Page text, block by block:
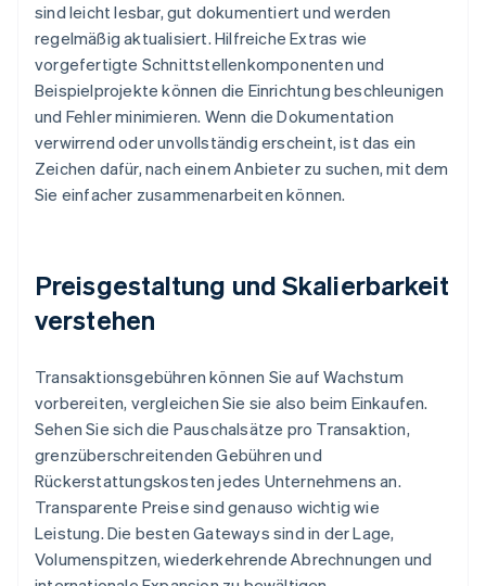
sind leicht lesbar, gut dokumentiert und werden
regelmäßig aktualisiert. Hilfreiche Extras wie
vorgefertigte Schnittstellenkomponenten und
Beispielprojekte können die Einrichtung beschleunigen
und Fehler minimieren. Wenn die Dokumentation
verwirrend oder unvollständig erscheint, ist das ein
Zeichen dafür, nach einem Anbieter zu suchen, mit dem
Sie einfacher zusammenarbeiten können.
Preisgestaltung und Skalierbarkeit
verstehen
Transaktionsgebühren können Sie auf Wachstum
vorbereiten, vergleichen Sie sie also beim Einkaufen.
Sehen Sie sich die Pauschalsätze pro Transaktion,
grenzüberschreitenden Gebühren und
Rückerstattungskosten jedes Unternehmens an.
Transparente Preise sind genauso wichtig wie
Leistung. Die besten Gateways sind in der Lage,
Volumenspitzen, wiederkehrende Abrechnungen und